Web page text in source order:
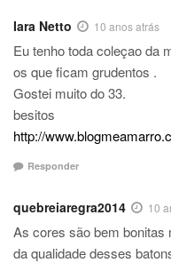
Iara Netto 10 anos atrás
Eu tenho toda coleçao da
os que ficam grudentos .
Gostei muito do 33.
besitos
http://
Responder
quebreiaregra2014 10
As cores são bem bonitas
da qualidade desses